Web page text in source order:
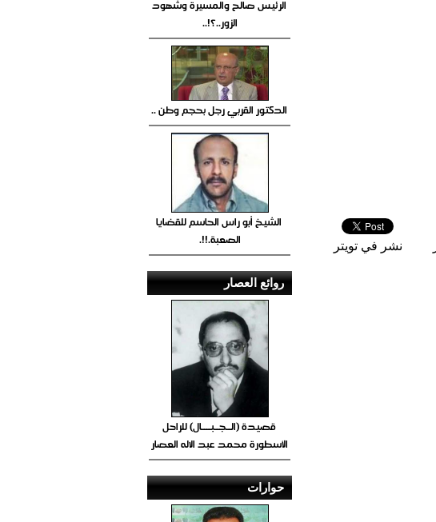
نشر في تويتر
الرئيس صالح والمسيرة وشهود
الزور..؟!..
الدكتور القربي رجل بحجم وطن ..
الشيخ أبو راس الحاسم للقضايا
الصعبة.!!.
روائع العصار
قصيدة (الــجــبــــال) للراحل
الأسطورة محمد عبد الاله العصار
حوارات